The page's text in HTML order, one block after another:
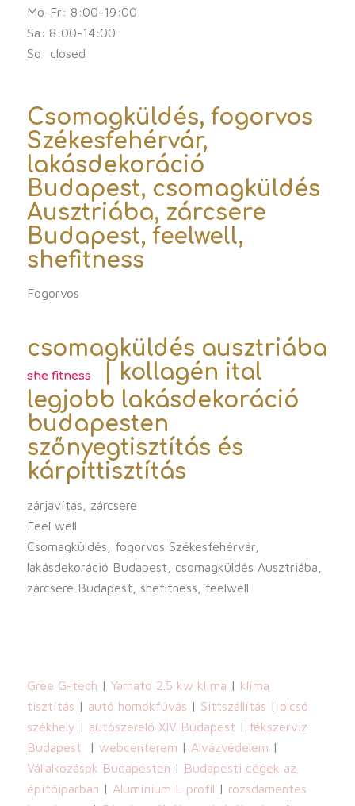
Mo-Fr: 8:00-19:00
Sa: 8:00-14:00
So: closed
Csomagküldés, fogorvos
Székesfehérvár,
lakásdekoráció
Budapest, csomagküldés
Ausztriába, zárcsere
Budapest, feelwell,
shefitness
Fogorvos
csomagküldés ausztriába
she fitness
| kollagén ital
legjobb lakásdekoráció
budapesten
szőnyegtisztítás és
kárpittisztítás
zárjavítás, zárcsere
Feel well
Csomagküldés, fogorvos Székesfehérvár,
lakásdekoráció Budapest, csomagküldés Ausztriába,
zárcsere Budapest, shefitness, feelwell
Gree G-tech | Yamato 2.5 kw klíma | klíma
tisztítás | autó homokfúvás | Sittszállítás | olcsó
székhely | autószerelő XIV Budapest | fékszerviz
Budapest | webcenterem | Alvázvédelem |
Vállalkozások Budapesten | Budapesti cégek az
építőiparban | Alumínium L profil | rozsdamentes